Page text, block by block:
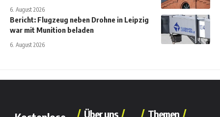
6. August 2026
Bericht: Flugzeug neben Drohne in Leipzig
war mit Munition beladen
6. August 2026
Über uns Themen